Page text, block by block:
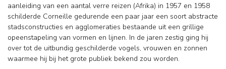
aanleiding van een aantal verre reizen (Afrika) in 1957 en 1958
schilderde Corneille gedurende een paar jaar een soort abstracte
stadsconstructies en agglomeraties bestaande uit een grillige
opeenstapeling van vormen en lijnen. In de jaren zestig ging hij
over tot de uitbundig geschilderde vogels, vrouwen en zonnen
waarmee hij bij het grote publiek bekend zou worden.